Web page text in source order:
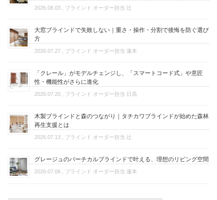
2026.08.03 , ブラインド オーダー担当 辻
大窓ブラインドで失敗しない｜重さ・操作・分割で後悔を防ぐ選び
方
2026.07.27 , ブラインド オーダー担当 蓮本
「クレール」がモデルチェンジし、「スマートコード式」や意匠
性・機能性がさらに進化
2026.07.20 , ブラインド オーダー担当 日高
木製ブラインドと森のつながり｜タチカワブラインドが始めた森林
再生支援とは
2026.07.13 , ブラインド オーダー担当 辻
グレージュのバーチカルブラインドで叶える、理想のリビング空間
2026.07.06 , ブラインド オーダー担当 蓮本